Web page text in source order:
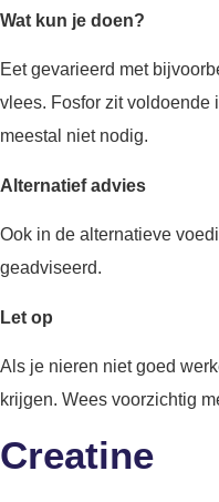
Wat kun je doen?
Eet gevarieerd met
vlees. Fosfor zit voldoende
meestal niet nodig.
Alternatief advies
Ook in de alternatieve
geadviseerd.
Let op
Als je nieren niet goed
krijgen. Wees voorzichtig
Creatine